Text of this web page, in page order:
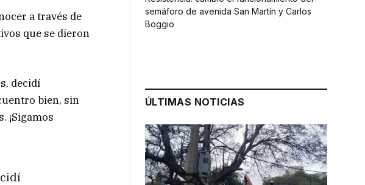
a través de
que se dieron
decidí
bien, sin
¡Sigamos
semáforo de avenida San Martín y Carlos
Boggio
ÚLTIMAS NOTICIAS